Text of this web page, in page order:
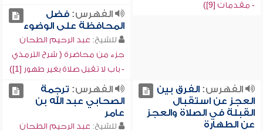
- مقدمات [9])
الفهرس:فضل
المحافظة على الوضوء
للشيخ: عبد الرحيم الطحان
جزء من محاضرة ( شرح الترمذي
- باب لا تقبل صلاة بغير طهور [1])
الفهرس:الفرق بين
العجز عن استقبال
القبلة في الصلاة والعجز
عن الطهارة
الفهرس: ترجمة
الصحابي عبد الله بن
عامر
للشيخ: عبد الرحيم الطحان